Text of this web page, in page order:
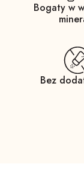
Bogaty w
Bez